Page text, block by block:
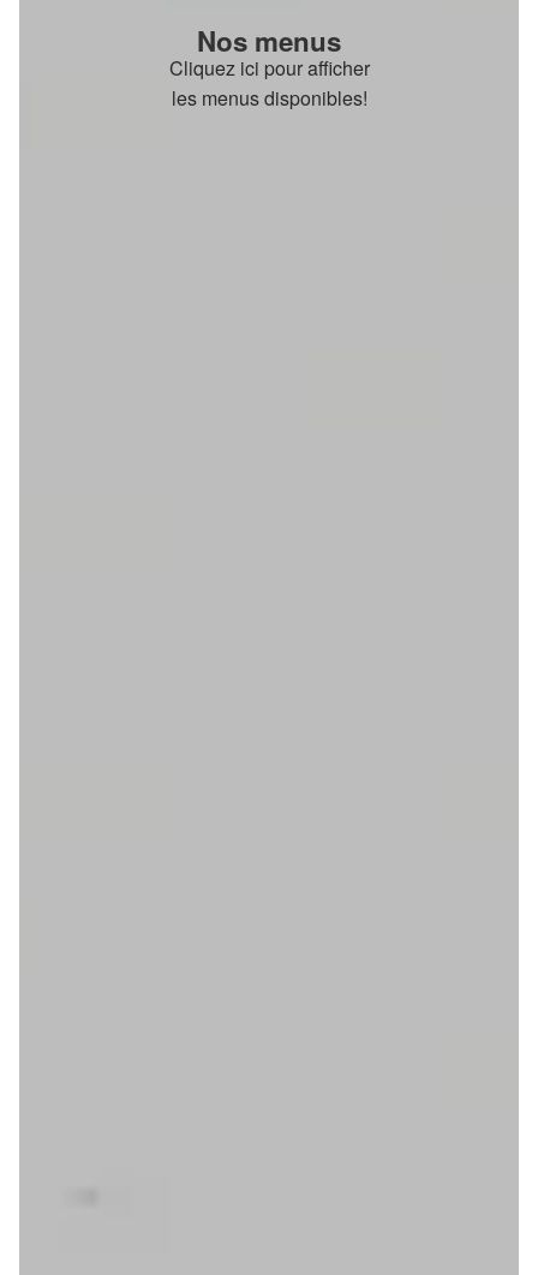
Nos menus
Cliquez ici pour afficher
les menus disponibles!